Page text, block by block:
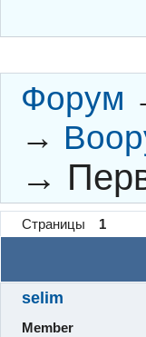
Форум
→
→
Страницы 1
selim
Member